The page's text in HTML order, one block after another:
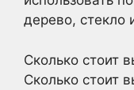
дерево, стекло
Сколько стоит
Сколько стоит